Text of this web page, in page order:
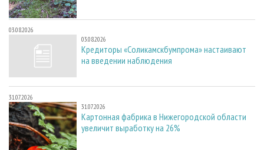
03.08.2026
03.08.2026
Кредиторы «Соликамскбумпрома» настаивают
на введении наблюдения
31.07.2026
31.07.2026
Картонная фабрика в Нижегородской области
увеличит выработку на 26%